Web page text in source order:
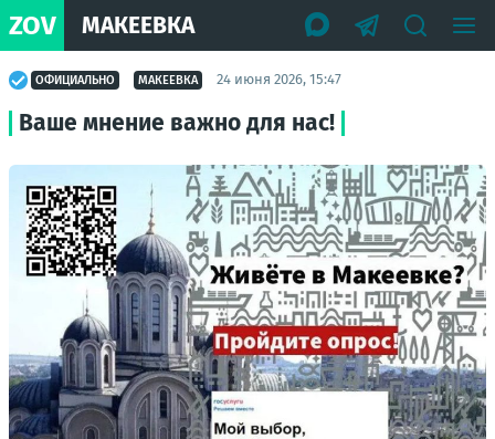
ZOV МАКЕЕВКА
ОФИЦИАЛЬНО МАКЕЕВКА 24 июня 2026, 15:47
Ваше мнение важно для нас!